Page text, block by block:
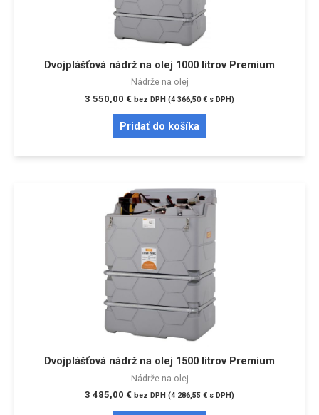
Dvojplášťová nádrž na olej 1000 litrov Premium
Nádrže na olej
3 550,00 € bez DPH (4 366,50€ s DPH)
Pridať do košíka
Dvojplášťová nádrž na olej 1500 litrov Premium
Nádrže na olej
3 485,00 € bez DPH (4 286,55 € s DPH)